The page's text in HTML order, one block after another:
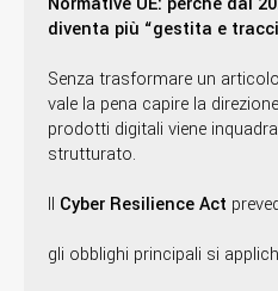
diventa più “gestita e
Senza trasformare un
vale la pena capire la
prodotti digitali viene
strutturato.
Il Cyber Resilience Act
gli obblighi principali si